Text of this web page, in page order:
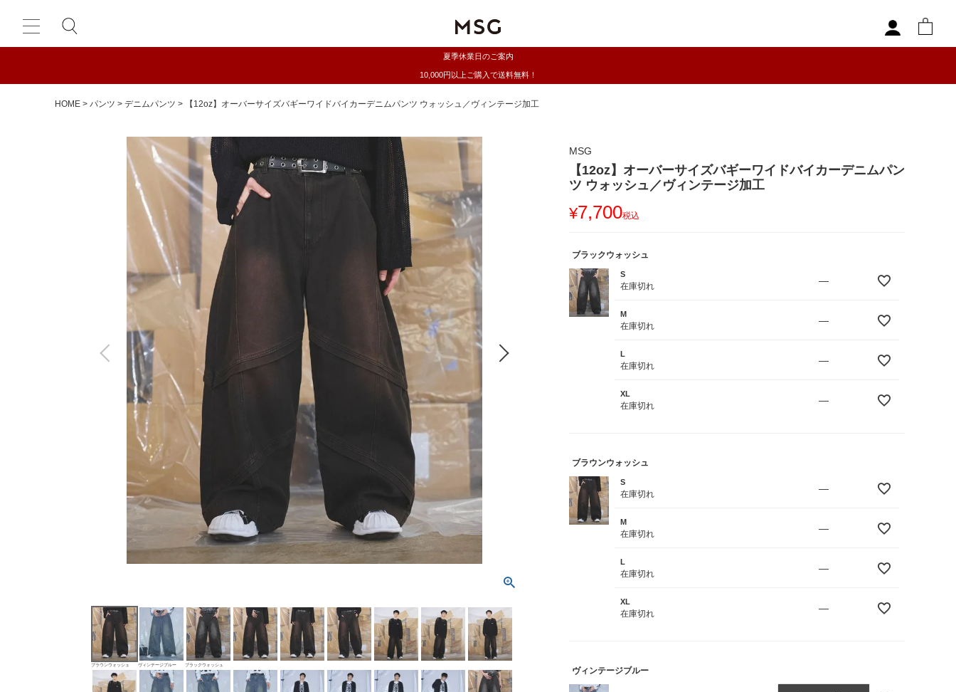
夏季休業日のご案内
10,000円以上ご購入で送料無料！
HOME パンツ デニムパンツ 【12oz】オーバーサイズバギーワイドバイカーデニムパンツ ウォッシュ／ヴィンテージ加工
ブラウンウォッシュ ヴィンテージブルー ブラックウォッシュ
MSG
【12oz】オーバーサイズバギーワイドバイカーデニムパン
ツ ウォッシュ／ヴィンテージ加工
¥7,700税込
ブラックウォッシュ
S
在庫切れ
—
M
在庫切れ
—
L
在庫切れ
—
XL
在庫切れ
—
ブラウンウォッシュ
S
在庫切れ
—
M
在庫切れ
—
L
在庫切れ
—
XL
在庫切れ
—
ヴィンテージブルー